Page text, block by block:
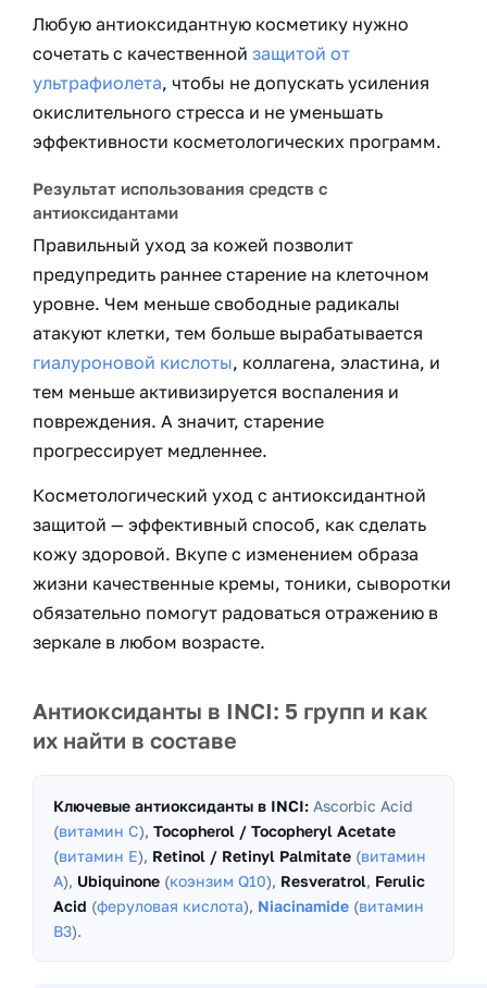
Любую антиоксидантную косметику нужно
сочетать с качественной защитой от
ультрафиолета, чтобы не допускать усиления
окислительного стресса и не уменьшать
эффективности косметологических программ.
Результат использования средств с
антиоксидантами
Правильный уход за кожей позволит
предупредить раннее старение на клеточном
уровне. Чем меньше свободные радикалы
атакуют клетки, тем больше вырабатывается
гиалуроновой кислоты, коллагена, эластина, и
тем меньше активизируется воспаления и
повреждения. А значит, старение
прогрессирует медленнее.
Косметологический уход с антиоксидантной
защитой — эффективный способ, как сделать
кожу здоровой. Вкупе с изменением образа
жизни качественные кремы, тоники, сыворотки
обязательно помогут радоваться отражению в
зеркале в любом возрасте.
Антиоксиданты в INCI: 5 групп и как
их найти в составе
Ключевые антиоксиданты в INCI: Ascorbic Acid
(витамин С), Tocopherol / Tocopheryl Acetate
(витамин Е), Retinol / Retinyl Palmitate (витамин
А), Ubiquinone (коэнзим Q10), Resveratrol, Ferulic
Acid (феруловая кислота), Niacinamide (витамин
В3).